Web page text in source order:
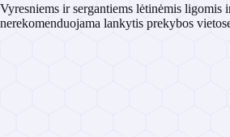
Vyresniems ir sergantiems lėtinėmis ligomis
nerekomenduojama lankytis prekybos